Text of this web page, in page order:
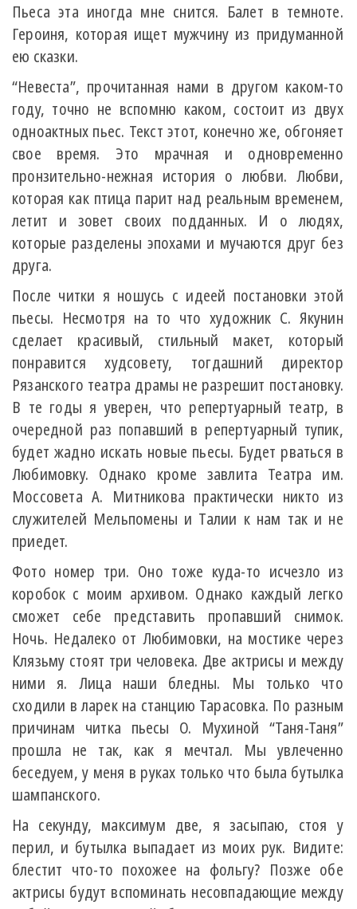
Пьеса эта иногда мне снится. Балет в темноте.
Героиня, которая ищет мужчину из придуманной
ею сказки.
“Невеста”, прочитанная нами в другом каком-то
году, точно не вспомню каком, состоит из двух
одноактных пьес. Текст этот, конечно же, обгоняет
свое время. Это мрачная и одновременно
пронзительно-нежная история о любви. Любви,
которая как птица парит над реальным временем,
летит и зовет своих подданных. И о людях,
которые разделены эпохами и мучаются друг без
друга.
После читки я ношусь с идеей постановки этой
пьесы. Несмотря на то что художник С. Якунин
сделает красивый, стильный макет, который
понравится худсовету, тогдашний директор
Рязанского театра драмы не разрешит постановку.
В те годы я уверен, что репертуарный театр, в
очередной раз попавший в репертуарный тупик,
будет жадно искать новые пьесы. Будет рваться в
Любимовку. Однако кроме завлита Театра им.
Моссовета А. Митникова практически никто из
служителей Мельпомены и Талии к нам так и не
приедет.
Фото номер три. Оно тоже куда-то исчезло из
коробок с моим архивом. Однако каждый легко
сможет себе представить пропавший снимок.
Ночь. Недалеко от Любимовки, на мостике через
Клязьму стоят три человека. Две актрисы и между
ними я. Лица наши бледны. Мы только что
сходили в ларек на станцию Тарасовка. По разным
причинам читка пьесы О. Мухиной “Таня-Таня”
прошла не так, как я мечтал. Мы увлеченно
беседуем, у меня в руках только что была бутылка
шампанского.
На секунду, максимум две, я засыпаю, стоя у
перил, и бутылка выпадает из моих рук. Видите:
блестит что-то похожее на фольгу? Позже обе
актрисы будут вспоминать несовпадающие между